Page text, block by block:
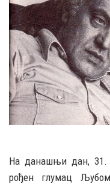
На данашњи дан, 31.
рођен глумац